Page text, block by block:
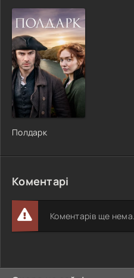
Полдарк
Коментарі
Коментарів ще